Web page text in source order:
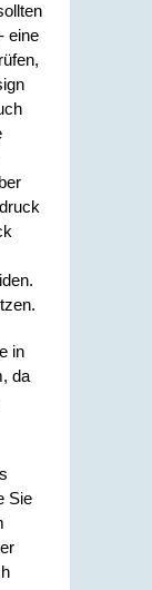
eine
in
da
Sie